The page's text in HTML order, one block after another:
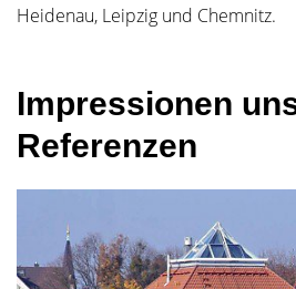
Heidenau, Leipzig und Chemnitz.
Impressionen
Referenzen